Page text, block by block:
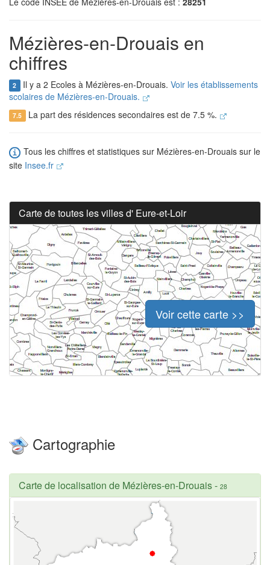
Mézières-en-Drouais en
chiffres
2 Il y a 2 Ecoles à Mézières-en-Drouais. Voir les établissements
scolaires de Mézières-en-Drouais.
7.5 La part des résidences secondaires est de 7.5 %.
Tous les chiffres et statistiques sur Mézières-en-Drouais sur le
site Insee.fr
Carte de toutes les villes d' Eure-et-Loir
Voir cette carte >>
Cartographie
Carte de localisation de Mézières-en-Drouais- 28